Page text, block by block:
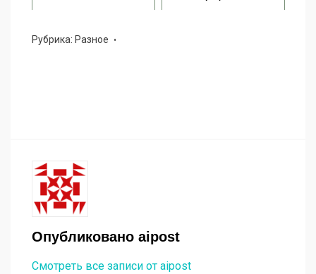
Рубрика: Разное
Опубликовано aipost
Смотреть все записи от aipost